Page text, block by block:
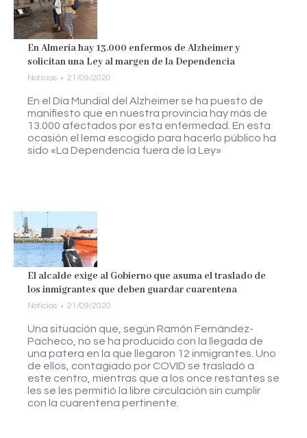
En Almería hay 13.000 enfermos de Alzheimer y
solicitan una Ley al margen de la Dependencia
Noticias 21/09/2020
En el Día Mundial del Alzheimer se ha puesto de
manifiesto que en nuestra provincia hay más de
13.000 afectados por esta enfermedad. En esta
ocasión el lema escogido para hacerlo público ha
sido «La Dependencia fuera de la Ley»
El alcalde exige al Gobierno que asuma el traslado de
los inmigrantes que deben guardar cuarentena
Noticias 21/09/2020
Una situación que, según Ramón Fernández-
Pacheco, no se ha producido con la llegada de
una patera en la que llegaron 12 inmigrantes. Uno
de ellos, contagiado por COVID se trasladó a
este centro, mientras que a los once restantes se
les se les permitió la libre circulación sin cumplir
con la cuarentena pertinente.